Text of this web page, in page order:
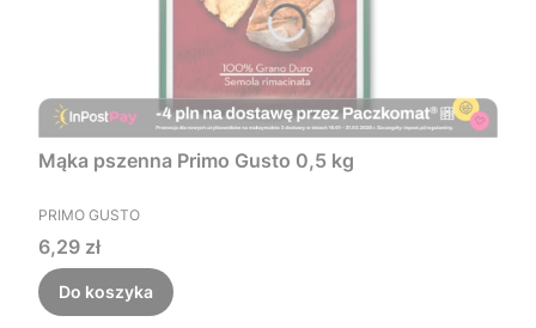
Mąka pszenna Primo Gusto 0,5 kg
PRODUCENT
PRIMO GUSTO
Cena
6,29 zł
Do koszyka